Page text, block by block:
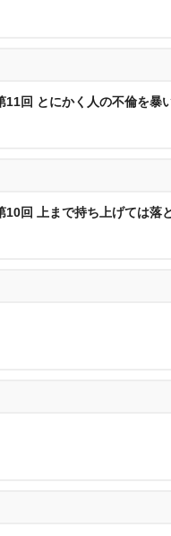
回 とにかく人の不倫を暴
回 上まで持ち上げては落